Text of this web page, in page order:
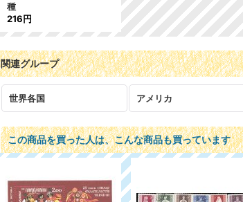
種
216円
関連グループ
世界各国 アメリカ
この商品を買った人は、こんな商品も買っています